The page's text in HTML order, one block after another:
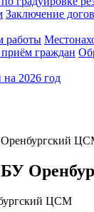
Заключение
работы
граждан
2026 год
ЦСМ